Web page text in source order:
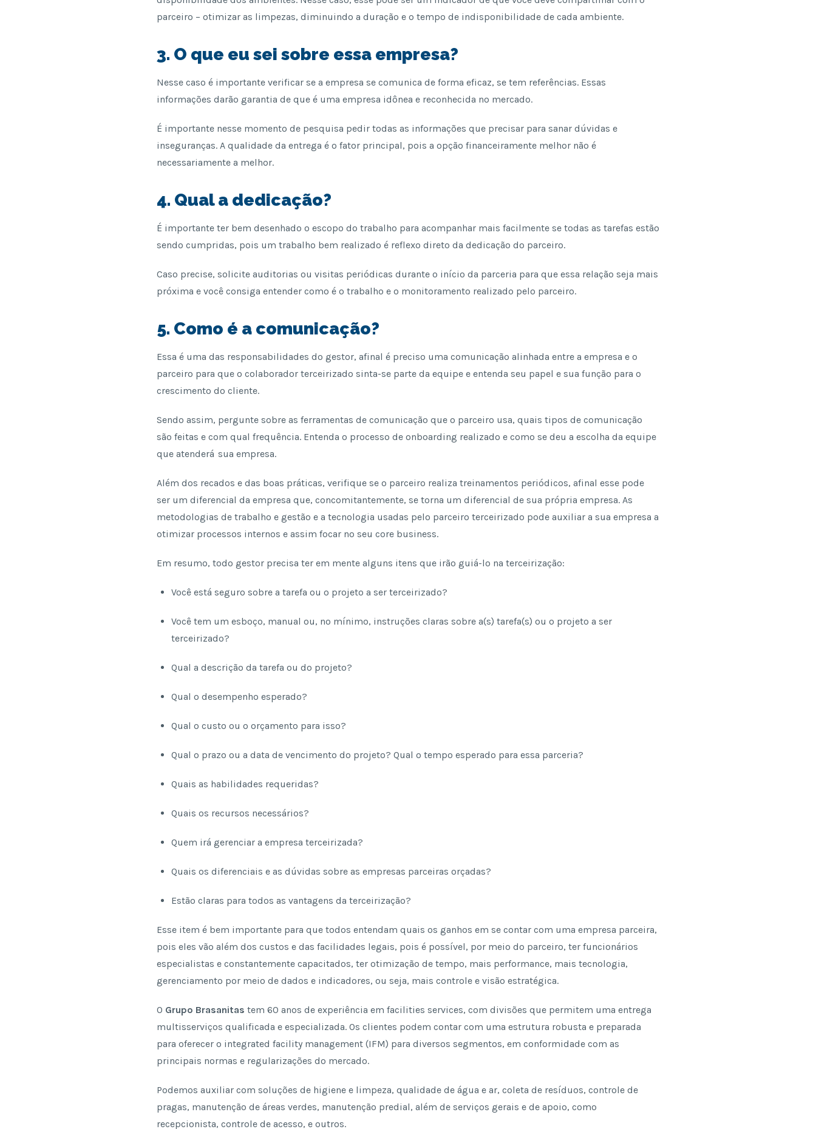
parceiro – otimizar as limpezas, diminuindo a duração e o tempo de indisponibilidade de cada ambiente.
3. O que eu sei sobre essa empresa?
Nesse caso é importante verificar se a empresa se comunica de forma eficaz, se tem referências. Essas
informações darão garantia de que é uma empresa idônea e reconhecida no mercado.
É importante nesse momento de pesquisa pedir todas as informações que precisar para sanar dúvidas e
inseguranças. A qualidade da entrega é o fator principal, pois a opção financeiramente melhor não é
necessariamente a melhor.
4. Qual a dedicação?
É importante ter bem desenhado o escopo do trabalho para acompanhar mais facilmente se todas as tarefas estão
sendo cumpridas, pois um trabalho bem realizado é reflexo direto da dedicação do parceiro.
Caso precise, solicite auditorias ou visitas periódicas durante o início da parceria para que essa relação seja mais
próxima e você consiga entender como é o trabalho e o monitoramento realizado pelo parceiro.
5. Como é a comunicação?
Essa é uma das responsabilidades do gestor, afinal é preciso uma comunicação alinhada entre a empresa e o
parceiro para que o colaborador terceirizado sinta-se parte da equipe e entenda seu papel e sua função para o
crescimento do cliente.
Sendo assim, pergunte sobre as ferramentas de comunicação que o parceiro usa, quais tipos de comunicação
são feitas e com qual frequência. Entenda o processo de onboarding realizado e como se deu a escolha da equipe
que atenderá sua empresa.
Além dos recados e das boas práticas, verifique se o parceiro realiza treinamentos periódicos, afinal esse pode
ser um diferencial da empresa que, concomitantemente, se torna um diferencial de sua própria empresa. As
metodologias de trabalho e gestão e a tecnologia usadas pelo parceiro terceirizado pode auxiliar a sua empresa a
otimizar processos internos e assim focar no seu core business.
Em resumo, todo gestor precisa ter em mente alguns itens que irão guiá-lo na terceirização:
Você está seguro sobre a tarefa ou o projeto a ser terceirizado?
Você tem um esboço, manual ou, no mínimo, instruções claras sobre a(s) tarefa(s) ou o projeto a ser
terceirizado?
Qual a descrição da tarefa ou do projeto?
Qual o desempenho esperado?
Qual o custo ou o orçamento para isso?
Qual o prazo ou a data de vencimento do projeto? Qual o tempo esperado para essa parceria?
Quais as habilidades requeridas?
Quais os recursos necessários?
Quem irá gerenciar a empresa terceirizada?
Quais os diferenciais e as dúvidas sobre as empresas parceiras orçadas?
Estão claras para todos as vantagens da terceirização?
Esse item é bem importante para que todos entendam quais os ganhos em se contar com uma empresa parceira,
pois eles vão além dos custos e das facilidades legais, pois é possível, por meio do parceiro, ter funcionários
especialistas e constantemente capacitados, ter otimização de tempo, mais performance, mais tecnologia,
gerenciamento por meio de dados e indicadores, ou seja, mais controle e visão estratégica.
O Grupo Brasanitas tem 60 anos de experiência em facilities services, com divisões que permitem uma entrega
multisserviços qualificada e especializada. Os clientes podem contar com uma estrutura robusta e preparada
para oferecer o integrated facility management (IFM) para diversos segmentos, em conformidade com as
principais normas e regularizações do mercado.
Podemos auxiliar com soluções de higiene e limpeza, qualidade de água e ar, coleta de resíduos, controle de
pragas, manutenção de áreas verdes, manutenção predial, além de serviços gerais e de apoio, como
recepcionista, controle de acesso, e outros.